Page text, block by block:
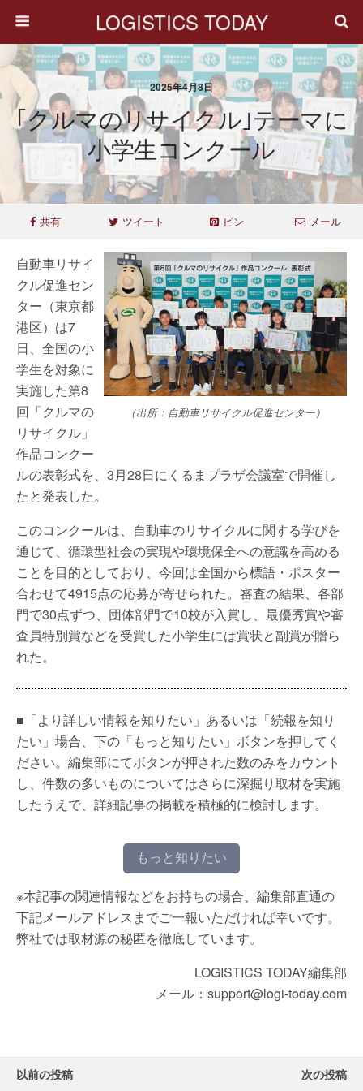
LOGISTICS TODAY
2025年4月8日
｢クルマのリサイクル｣テーマに
小学生コンクール
共有 ツイート ピン メール
（出所：自動車リサイクル促進センター）
自動車リサイ
クル促進セン
ター（東京都
港区）は7
日、全国の小
学生を対象に
実施した第8
回「クルマの
リサイクル」
作品コンクー
ルの表彰式を、3月28日にくるまプラザ会議室で開催し
たと発表した。
このコンクールは、自動車のリサイクルに関する学びを
通じて、循環型社会の実現や環境保全への意識を高める
ことを目的としており、今回は全国から標語・ポスター
合わせて4915点の応募が寄せられた。審査の結果、各部
門で30点ずつ、団体部門で10校が入賞し、最優秀賞や審
査員特別賞などを受賞した小学生には賞状と副賞が贈ら
れた。
■「より詳しい情報を知りたい」あるいは「続報を知り
たい」場合、下の「もっと知りたい」ボタンを押してく
ださい。編集部にてボタンが押された数のみをカウント
し、件数の多いものについてはさらに深掘り取材を実施
したうえで、詳細記事の掲載を積極的に検討します。
もっと知りたい
※本記事の関連情報などをお持ちの場合、編集部直通の
下記メールアドレスまでご一報いただければ幸いです。
弊社では取材源の秘匿を徹底しています。
LOGISTICS TODAY編集部
メール：support@logi-today.com
以前の投稿 次の投稿